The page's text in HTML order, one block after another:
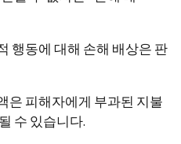
행동에 대해 손해 배상은 판
은 피해자에게 부과된 지불
수 있습니다.